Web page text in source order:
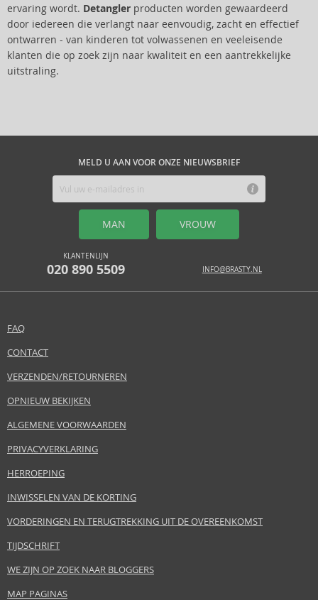
ervaring wordt. Detangler producten worden gewaardeerd
door iedereen die verlangt naar eenvoudig, zacht en effectief
ontwarren - van kinderen tot volwassenen en veeleisende
klanten die op zoek zijn naar kwaliteit en een aantrekkelijke
uitstraling.
MELD U AAN VOOR ONZE NIEUWSBRIEF
MAN VROUW
KLANTENLIJN
020 890 5509 INFO@BRASTY.NL
FAQ
CONTACT
VERZENDEN/RETOURNEREN
OPNIEUW BEKIJKEN
ALGEMENE VOORWAARDEN
PRIVACYVERKLARING
HERROEPING
INWISSELEN VAN DE KORTING
VORDERINGEN EN TERUGTREKKING UIT DE OVEREENKOMST
TIJDSCHRIFT
WE ZIJN OP ZOEK NAAR BLOGGERS
MAP PAGINAS